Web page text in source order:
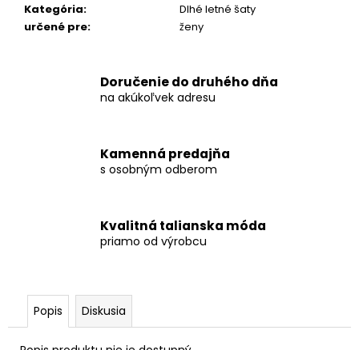
Kategória:
Dlhé letné šaty
určené pre: ženy
Doručenie do druhého dňa
na akúkoľvek adresu
Kamenná predajňa
s osobným odberom
Kvalitná talianska móda
priamo od výrobcu
Popis Diskusia